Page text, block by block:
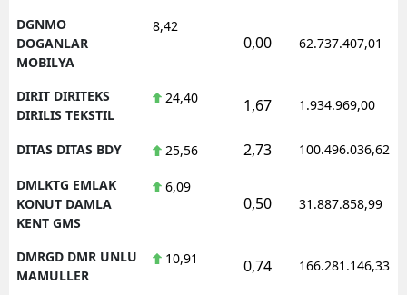
DGNMO
DOGANLAR
MOBILYA
8,42
0,00 62.737.407,01
DIRIT DIRITEKS
DIRILIS TEKSTIL
24,40 1,67 1.934.969,00
DITAS DITAS BDY 25,56 2,73 100.496.036,62
DMLKTG EMLAK
KONUT DAMLA
KENT GMS
6,09
0,50 31.887.858,99
DMRGD DMR UNLU
MAMULLER
10,91 0,74 166.281.146,33